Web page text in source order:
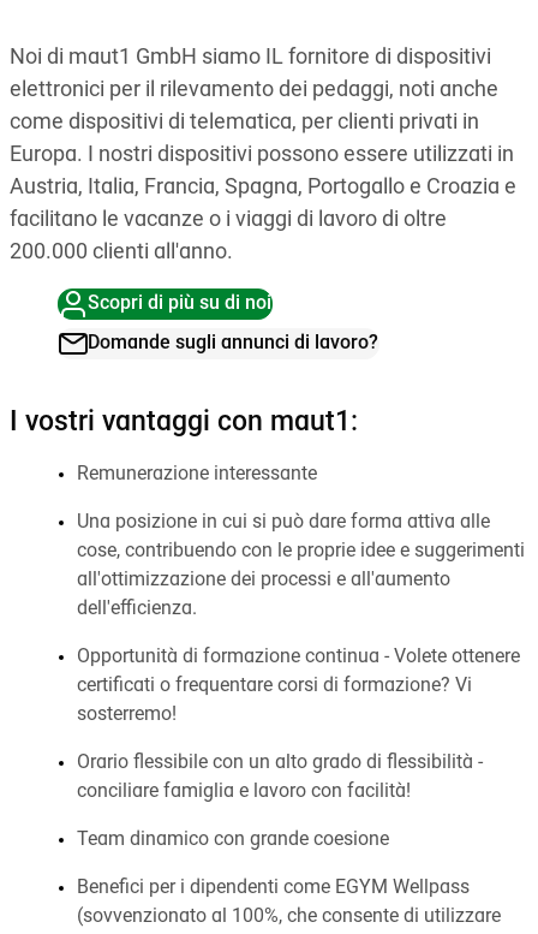
Noi di maut1 GmbH siamo IL fornitore di dispositivi
elettronici per il rilevamento dei pedaggi, noti anche
come dispositivi di telematica, per clienti privati in
Europa. I nostri dispositivi possono essere utilizzati in
Austria, Italia, Francia, Spagna, Portogallo e Croazia e
facilitano le vacanze o i viaggi di lavoro di oltre
200.000 clienti all'anno.
Scopri di più su di noi
Domande sugli annunci di lavoro?
I vostri vantaggi con maut1:
Remunerazione interessante
Una posizione in cui si può dare forma attiva alle
cose, contribuendo con le proprie idee e suggerimenti
all'ottimizzazione dei processi e all'aumento
dell'efficienza.
Opportunità di formazione continua - Volete ottenere
certificati o frequentare corsi di formazione? Vi
sosterremo!
Orario flessibile con un alto grado di flessibilità -
conciliare famiglia e lavoro con facilità!
Team dinamico con grande coesione
Benefici per i dipendenti come EGYM Wellpass
(sovvenzionato al 100%, che consente di utilizzare